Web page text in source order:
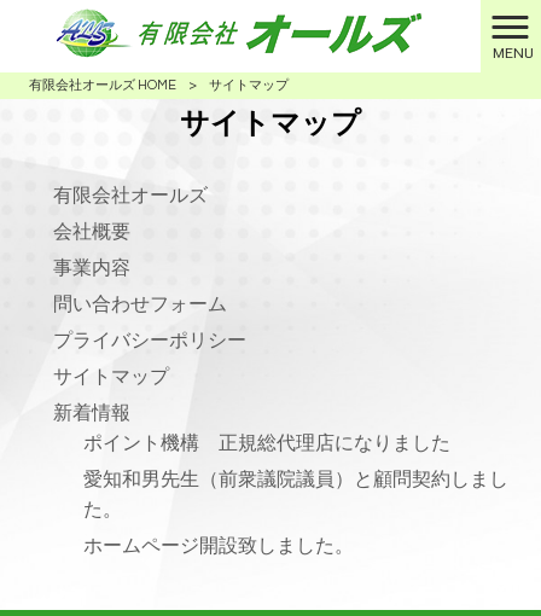
MENU
有限会社オールズ HOME > サイトマップ
サイトマップ
有限会社オールズ
会社概要
事業内容
問い合わせフォーム
プライバシーポリシー
サイトマップ
新着情報
ポイント機構 正規総代理店になりました
愛知和男先生（前衆議院議員）と顧問契約しまし
た。
ホームページ開設致しました。